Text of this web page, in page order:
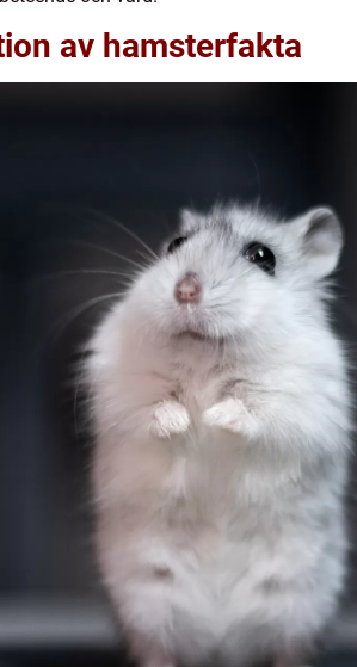
av hamsterfakta